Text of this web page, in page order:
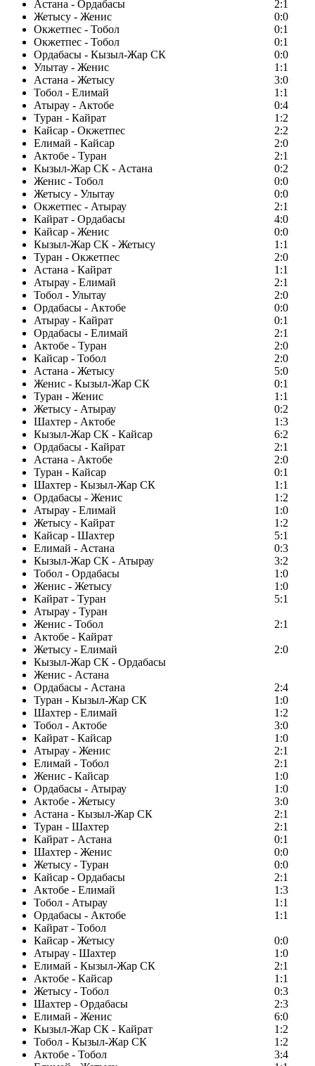
Астана - Ордабасы
2:1
Жетысу - Женис
0:0
Окжетпес - Тобол
0:1
Окжетпес - Тобол
0:1
Ордабасы - Кызыл-Жар СК
0:0
Улытау - Женис
1:1
Астана - Жетысу
3:0
Тобол - Елимай
1:1
Атырау - Актобе
0:4
Туран - Кайрат
1:2
Кайсар - Окжетпес
2:2
Елимай - Кайсар
2:0
Актобе - Туран
2:1
Кызыл-Жар СК - Астана
0:2
Женис - Тобол
0:0
Жетысу - Улытау
0:0
Окжетпес - Атырау
2:1
Кайрат - Ордабасы
4:0
Кайсар - Женис
0:0
Кызыл-Жар СК - Жетысу
1:1
Туран - Окжетпес
2:0
Астана - Кайрат
1:1
Атырау - Елимай
2:1
Тобол - Улытау
2:0
Ордабасы - Актобе
0:0
Атырау - Кайрат
0:1
Ордабасы - Елимай
2:1
Актобе - Туран
2:0
Кайсар - Тобол
2:0
Астана - Жетысу
5:0
Женис - Кызыл-Жар СК
0:1
Туран - Женис
1:1
Жетысу - Атырау
0:2
Шахтер - Актобе
1:3
Кызыл-Жар СК - Кайсар
6:2
Ордабасы - Кайрат
2:1
Астана - Актобе
2:0
Туран - Кайсар
0:1
Шахтер - Кызыл-Жар СК
1:1
Ордабасы - Женис
1:2
Атырау - Елимай
1:0
Жетысу - Кайрат
1:2
Кайсар - Шахтер
5:1
Елимай - Астана
0:3
Кызыл-Жар СК - Атырау
3:2
Тобол - Ордабасы
1:0
Женис - Жетысу
1:0
Кайрат - Туран
5:1
Атырау - Туран
Женис - Тобол
2:1
Актобе - Кайрат
Жетысу - Елимай
2:0
Кызыл-Жар СК - Ордабасы
Женис - Астана
Ордабасы - Астана
2:4
Туран - Кызыл-Жар СК
1:0
Шахтер - Елимай
1:2
Тобол - Актобе
3:0
Кайрат - Кайсар
1:0
Атырау - Женис
2:1
Елимай - Тобол
2:1
Женис - Кайсар
1:0
Ордабасы - Атырау
1:0
Актобе - Жетысу
3:0
Астана - Кызыл-Жар СК
2:1
Туран - Шахтер
2:1
Кайрат - Астана
0:1
Шахтер - Женис
0:0
Жетысу - Туран
0:0
Кайсар - Ордабасы
2:1
Актобе - Елимай
1:3
Тобол - Атырау
1:1
Ордабасы - Актобе
1:1
Кайрат - Тобол
Кайсар - Жетысу
0:0
Атырау - Шахтер
1:0
Елимай - Кызыл-Жар СК
2:1
Актобе - Кайсар
1:1
Жетысу - Тобол
0:3
Шахтер - Ордабасы
2:3
Елимай - Женис
6:0
Кызыл-Жар СК - Кайрат
1:2
Тобол - Кызыл-Жар СК
1:2
Актобе - Тобол
3:4